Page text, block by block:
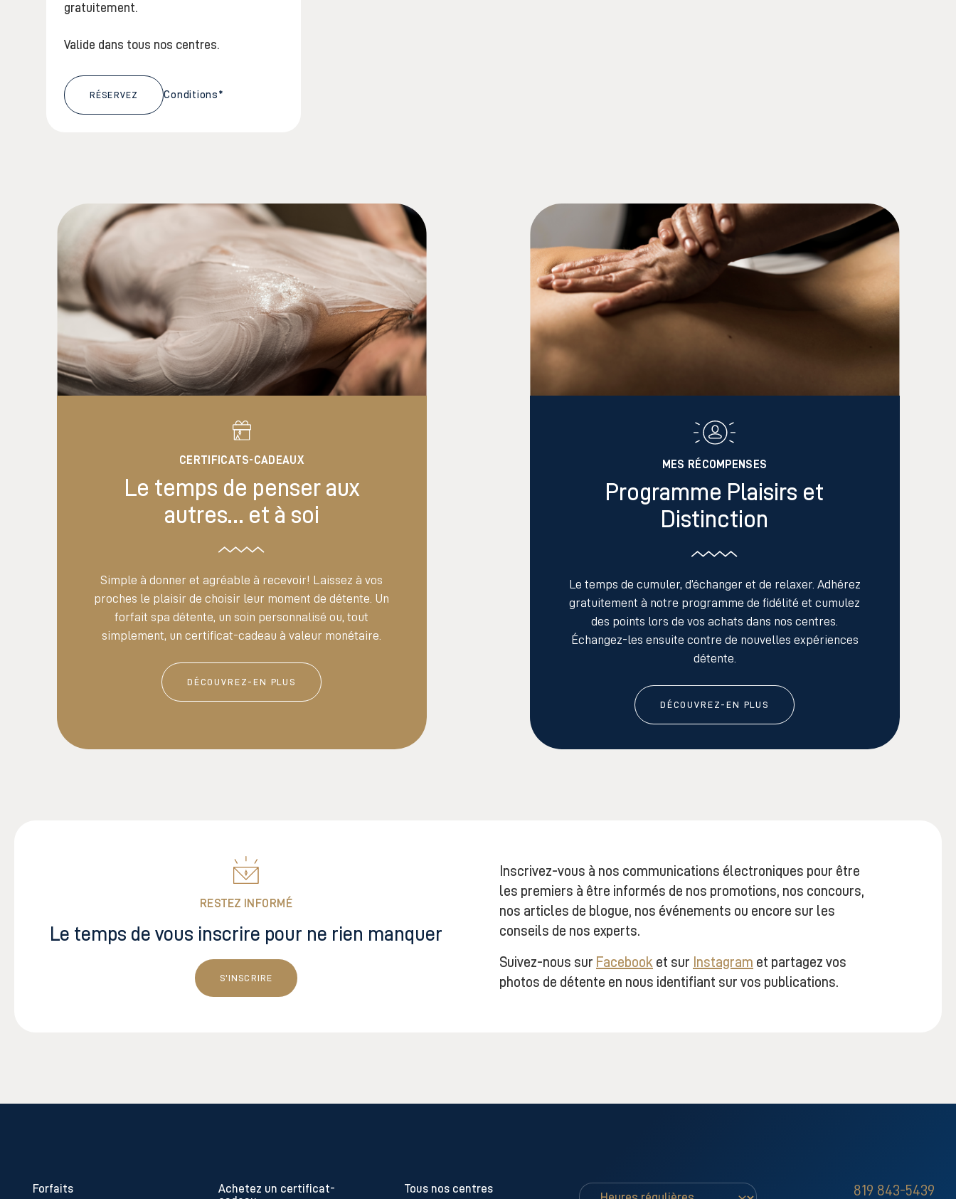
gratuitement.
Valide dans tous nos centres.
RÉSERVEZ Conditions*
CERTIFICATS-CADEAUX
Le temps de penser aux
autres… et à soi
Simple à donner et agréable à recevoir! Laissez à vos
proches le plaisir de choisir leur moment de détente. Un
forfait spa détente, un soin personnalisé ou, tout
simplement, un certificat-cadeau à valeur monétaire.
DÉCOUVREZ-EN PLUS
MES RÉCOMPENSES
Programme Plaisirs et
Distinction
Le temps de cumuler, d’échanger et de relaxer. Adhérez
gratuitement à notre programme de fidélité et cumulez
des points lors de vos achats dans nos centres.
Échangez-les ensuite contre de nouvelles expériences
détente.
DÉCOUVREZ-EN PLUS
RESTEZ INFORMÉ
Le temps de vous inscrire pour ne rien manquer
S’INSCRIRE
Inscrivez-vous à nos communications électroniques pour être
les premiers à être informés de nos promotions, nos concours,
nos articles de blogue, nos événements ou encore sur les
conseils de nos experts.
Suivez-nous sur Facebook et sur Instagram et partagez vos
photos de détente en nous identifiant sur vos publications.
Forfaits
Achetez un certificat-
Tous nos centres 819 843-5439